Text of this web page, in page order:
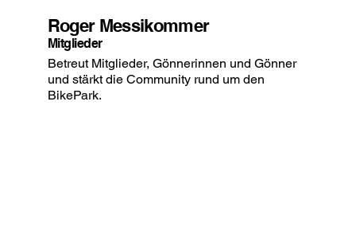
Roger Messikommer
Mitglieder
Betreut Mitglieder, Gönnerinnen und Gönner
und stärkt die Community rund um den
BikePark.